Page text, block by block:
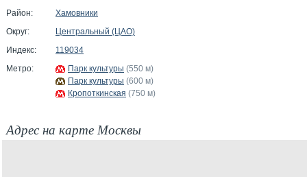
Район:
Хамовники
Округ:
Центральный (ЦАО)
Индекс:
119034
Метро:
Парк культуры (550 м)
Парк культуры (600 м)
Кропоткинская (750 м)
Адрес на карте Москвы